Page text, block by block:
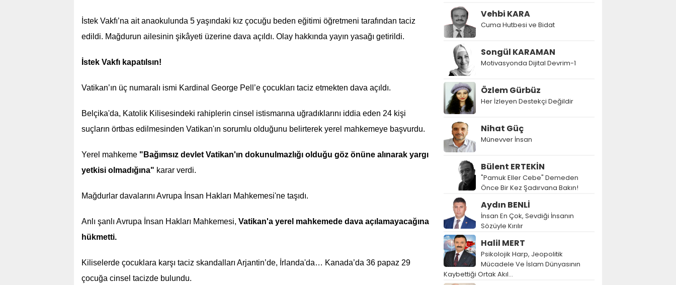
İstek Vakfı’na ait anaokulunda 5 yaşındaki kız çocuğu beden eğitimi öğretmeni tarafından taciz
edildi. Mağdurun ailesinin şikâyeti üzerine dava açıldı. Olay hakkında yayın yasağı getirildi.
İstek Vakfı kapatılsın!
Vatikan’ın üç numaralı ismi Kardinal George Pell’e çocukları taciz etmekten dava açıldı.
Belçika'da, Katolik Kilisesindeki rahiplerin cinsel istismarına uğradıklarını iddia eden 24 kişi
suçların örtbas edilmesinden Vatikan'ın sorumlu olduğunu belirterek yerel mahkemeye başvurdu.
Yerel mahkeme "Bağımsız devlet Vatikan'ın dokunulmazlığı olduğu göz önüne alınarak yargı
yetkisi olmadığına" karar verdi.
Mağdurlar davalarını Avrupa İnsan Hakları Mahkemesi'ne taşıdı.
Anlı şanlı Avrupa İnsan Hakları Mahkemesi, Vatikan'a yerel mahkemede dava açılamayacağına
hükmetti.
Kiliselerde çocuklara karşı taciz skandalları Arjantin’de, İrlanda'da… Kanada’da 36 papaz 29
çocuğa cinsel tacizde bulundu.
Vehbi KARA
Cuma Hutbesi ve Bidat
Songül KARAMAN
Motivasyonda Dijital Devrim-1
Özlem Gürbüz
Her İzleyen Destekçi Değildir
Nihat Güç
Münevver İnsan
Bülent ERTEKİN
"Pamuk Eller Cebe" Demeden
Önce Bir Kez Şadırvana Bakın!
Aydın BENLİ
İnsan En Çok, Sevdiği İnsanın
Sözüyle Kırılır
Halil MERT
Psikolojik Harp, Jeopolitik
Mücadele Ve İslam Dünyasının
Kaybettiği Ortak Akıl…